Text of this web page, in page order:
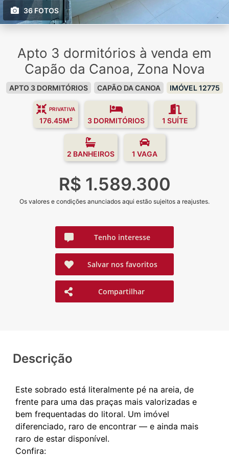
36 FOTOS
Apto 3 dormitórios à venda em
Capão da Canoa, Zona Nova
APTO 3 DORMITÓRIOS CAPÃO DA CANOA IMÓVEL 12775
PRIVATIVA
176.45M² 3 DORMITÓRIOS 1 SUÍTE
2 BANHEIROS 1 VAGA
R$ 1.589.300
Os valores e condições anunciados aqui estão sujeitos a reajustes.
Tenho interesse
Salvar nos favoritos
Compartilhar
Descrição
Este sobrado está literalmente pé na areia, de
frente para uma das praças mais valorizadas e
bem frequentadas do litoral. Um imóvel
diferenciado, raro de encontrar — e ainda mais
raro de estar disponível.
Confira: